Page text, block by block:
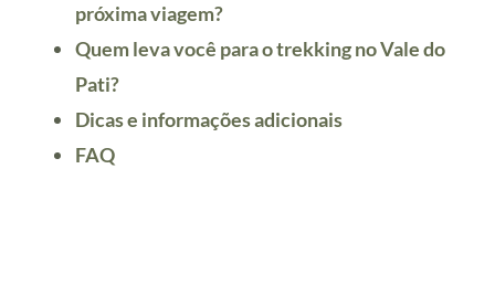
próxima viagem?
Quem leva você para o trekking no Vale do
Pati?
Dicas e informações adicionais
FAQ